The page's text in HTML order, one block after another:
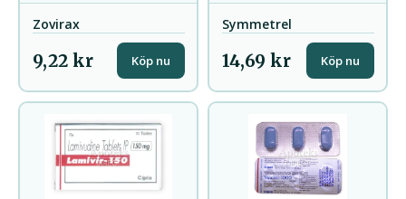
Zovirax
9,22 kr Köp nu
Symmetrel
14,69 kr Köp nu